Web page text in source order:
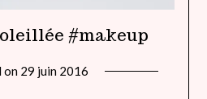
#makeup
on 29 juin 2016